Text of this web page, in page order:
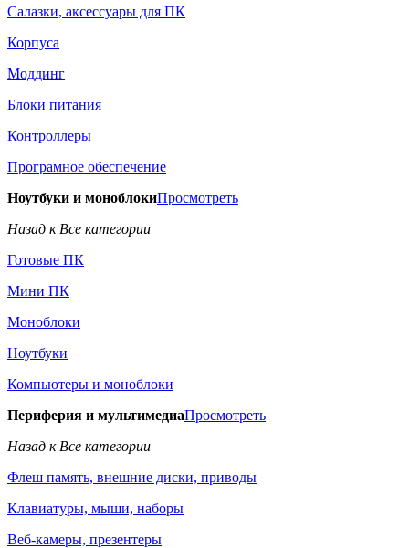
Салазки, аксессуары для ПК
Корпуса
Моддинг
Блоки питания
Контроллеры
Програмное обеспечение
Ноутбуки и моноблокиПросмотреть
Назад к Все категории
Готовые ПК
Мини ПК
Моноблоки
Ноутбуки
Компьютеры и моноблоки
Периферия и мультимедиаПросмотреть
Назад к Все категории
Флеш память, внешние диски, приводы
Клавиатуры, мыши, наборы
Веб-камеры, презентеры